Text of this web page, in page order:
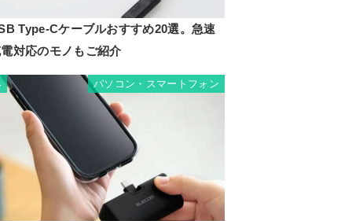
Type-Cケーブルおすすめ20選。急速
対応のモノもご紹介
パソコン・スマートフォン